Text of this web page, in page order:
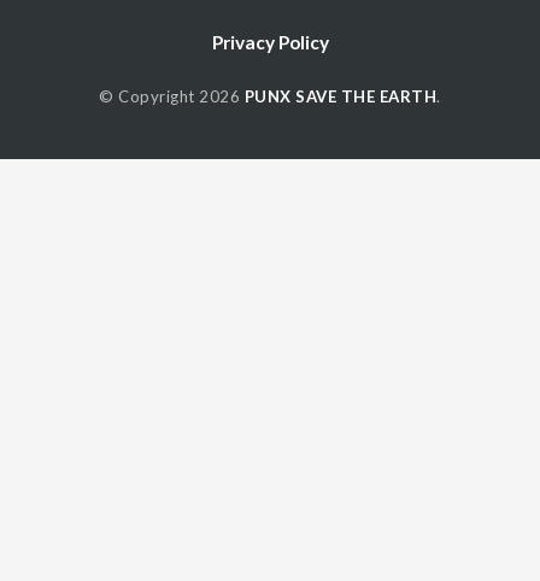
Privacy Policy
© Copyright 2026 PUNX SAVE THE EARTH.